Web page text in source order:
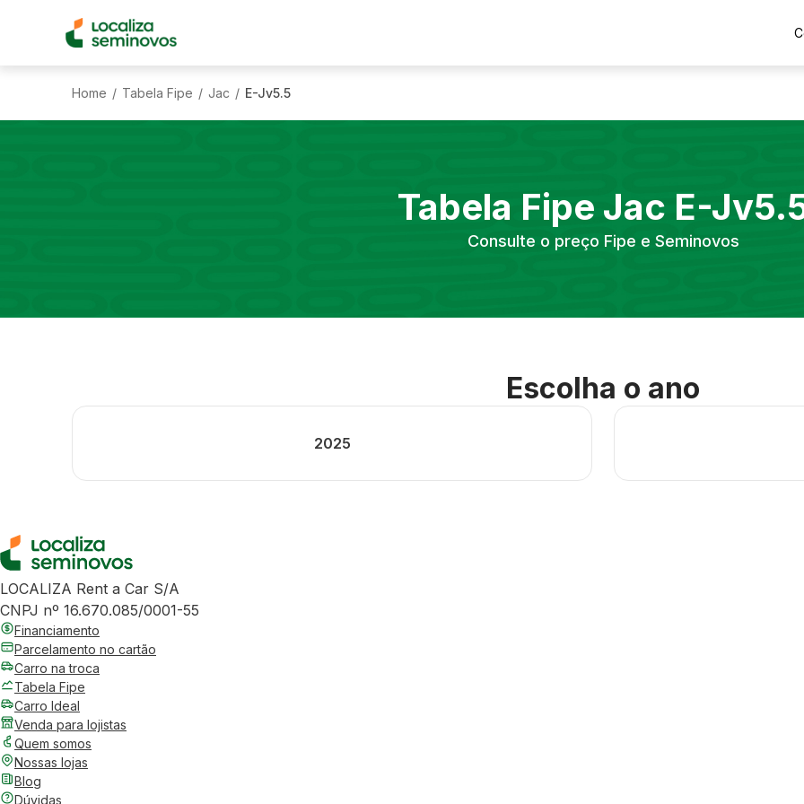
Home / Tabela Fipe / Jac / E-Jv5.5
Tabela Fipe Jac E-
Consulte o preço Fipe e Seminovos
Escolha o ano
2025
LOCALIZA Rent a Car S/A
CNPJ nº 16.670.085/0001-55
Financiamento
Parcelamento no cartão
Carro na troca
Tabela Fipe
Carro Ideal
Venda para lojistas
Quem somos
Nossas lojas
Blog
Dúvidas